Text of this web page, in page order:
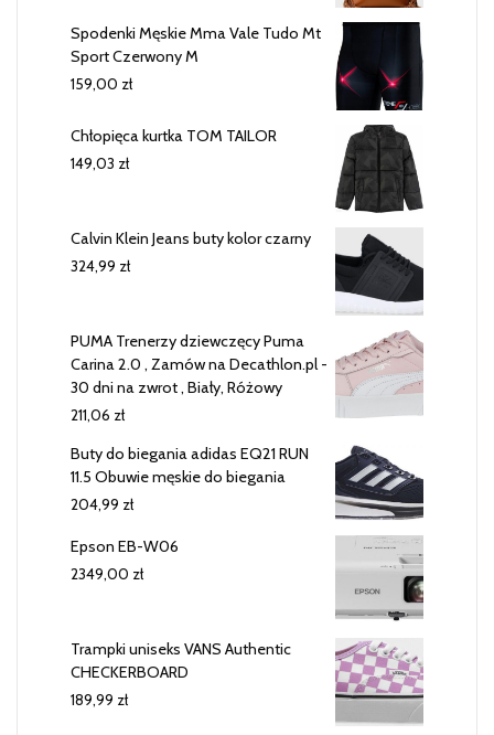
Spodenki Męskie Mma Vale Tudo Mt
Sport Czerwony M
159,00 zł
Chłopięca kurtka TOM TAILOR
149,03 zł
Calvin Klein Jeans buty kolor czarny
324,99 zł
PUMA Trenerzy dziewczęcy Puma
Carina 2.0 , Zamów na Decathlon.pl -
30 dni na zwrot , Biały, Różowy
211,06 zł
Buty do biegania adidas EQ21 RUN
11.5 Obuwie męskie do biegania
204,99 zł
Epson EB-W06
2349,00 zł
Trampki uniseks VANS Authentic
CHECKERBOARD
189,99 zł